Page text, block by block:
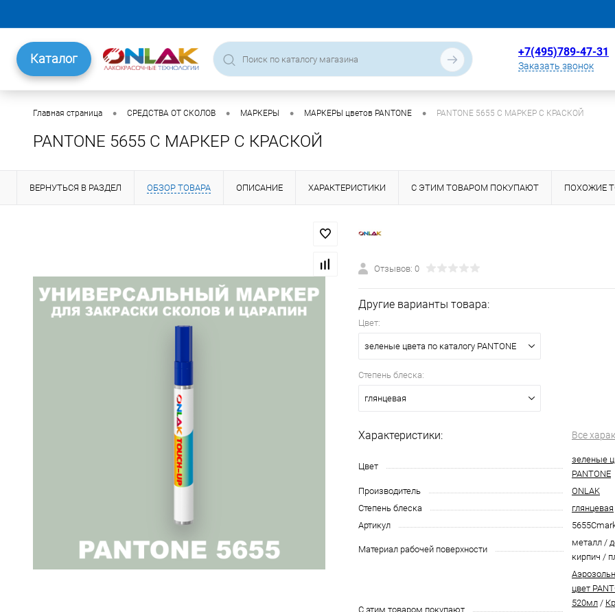
Каталог +7(495)789-47-31
Заказать звонок
Главная страница • СРЕДСТВА ОТ СКОЛОВ • МАРКЕРЫ • МАРКЕРЫ цветов PANTONE • PANTONE 5655 C МАРКЕР С КРАСКОЙ
PANTONE 5655 C МАРКЕР С КРАСКОЙ
ВЕРНУТЬСЯ В РАЗДЕЛ ОБЗОР ТОВАРА ОПИСАНИЕ ХАРАКТЕРИСТИКИ С ЭТИМ ТОВАРОМ ПОКУПАЮТ ПОХОЖИЕ
Отзывов: 0
Другие варианты товара:
Цвет:
зеленые цвета по каталогу PANTONE
Степень блеска:
глянцевая
Характеристики: Все
Цвет
зеленые
PANTONE
Производитель
ONLAK
Степень блеска
глянцевая
Артикул
Материал рабочей поверхности
металл /
кирпич /
С этим товаром покупают
цвет
520мл /